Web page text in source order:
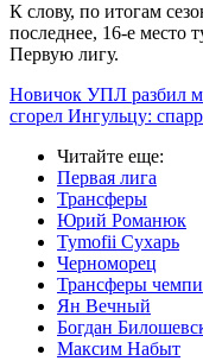
К слову, по итогам
последнее, 16-е
Первую лигу.
Новичок УПЛ разбил
сгорел Ингульцу:
Читайте еще:
Первая лига
Трансферы
Юрий Романюк
Tymofii Сухарь
Черноморец
Трансферы
Ян Вечный
Богдан
Максим Набыт